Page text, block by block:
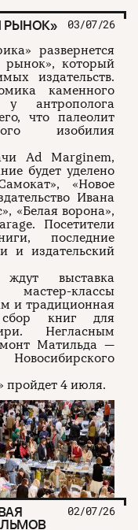
РЫНОК» 03/07/26
развернется
который
издательств.
каменного
антрополога
что палеолит
изобилия
Ad Marginem,
будет уделено
«Новое
Ивана
«Белая ворона»,
Посетители
последние
и издательский
выставка
классы
и традиционная
сбор книг для
Негласным
Матильда —
пройдет 4 июля.
02/07/26